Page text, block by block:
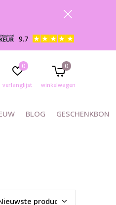
BLOG GESCHENKBON
verlanglijst
0
winkelwagen
0
9.7